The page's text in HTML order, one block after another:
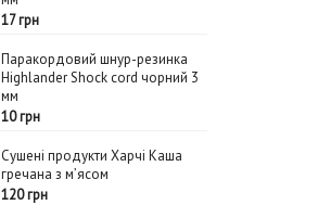
17 грн
Паракордовий шнур-резинка
Highlander Shock cord чорний 3
мм
10 грн
Сушені продукти Харчі Каша
гречана з м’ясом
120 грн